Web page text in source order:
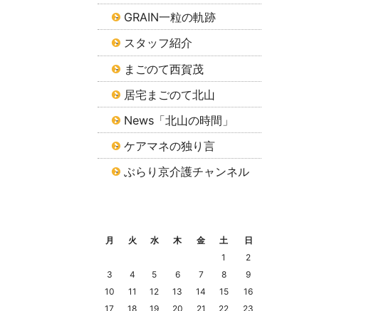
GRAIN一粒の軌跡
スタッフ紹介
まごのて西賀茂
居宅まごのて北山
News「北山の時間」
ケアマネの独り言
ぶらり京介護チャンネル
月 火 水 木 金 土
日
1
2
3
4 5 6 7 8
9
10
11 12 13 14 15
16
17
18 19 20 21 22
23